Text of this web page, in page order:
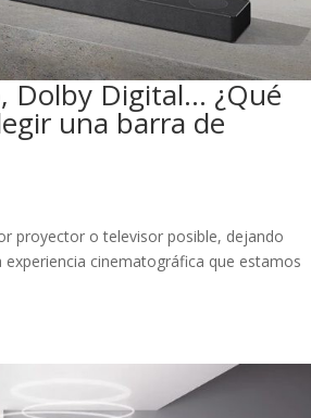
Dolby Digital… ¿Qué
una barra de
proyector o televisor posible, dejando
cinematográfica que estamos